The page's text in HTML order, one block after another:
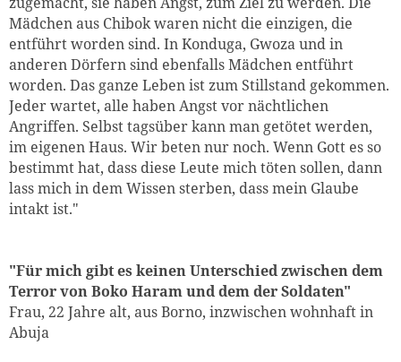
Mädchen aus Chibok waren nicht die einzigen, die
entführt worden sind. In Konduga, Gwoza und in
anderen Dörfern sind ebenfalls Mädchen entführt
worden. Das ganze Leben ist zum Stillstand gekommen.
Jeder wartet, alle haben Angst vor nächtlichen
Angriffen. Selbst tagsüber kann man getötet werden,
im eigenen Haus. Wir beten nur noch. Wenn Gott es so
bestimmt hat, dass diese Leute mich töten sollen, dann
lass mich in dem Wissen sterben, dass mein Glaube
intakt ist."
"Für mich gibt es keinen Unterschied zwischen dem
Terror von Boko Haram und dem der Soldaten"
Frau, 22 Jahre alt, aus Borno, inzwischen wohnhaft in
Abuja